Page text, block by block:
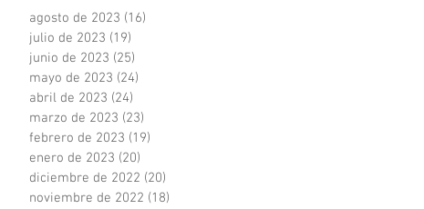
agosto de 2023 (16)
julio de 2023 (19)
junio de 2023 (25)
mayo de 2023 (24)
abril de 2023 (24)
marzo de 2023 (23)
febrero de 2023 (19)
enero de 2023 (20)
diciembre de 2022 (20)
noviembre de 2022 (18)